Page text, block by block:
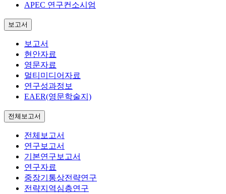
APEC 연구컨소시엄
보고서
보고서
현안자료
영문자료
멀티미디어자료
연구성과정보
EAER(영문학술지)
전체보고서
전체보고서
연구보고서
기본연구보고서
연구자료
중장기통상전략연구
전략지역심층연구